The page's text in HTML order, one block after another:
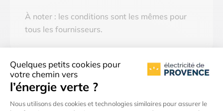
À noter : les conditions sont les mêmes pour
tous les fournisseurs.
Questions liées